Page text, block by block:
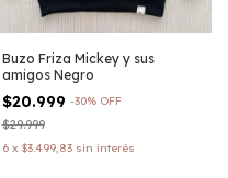
Buzo Friza Mickey y sus
amigos Negro
$20.999 -30% OFF
$29.999
6 x $3.499,83 sin interés